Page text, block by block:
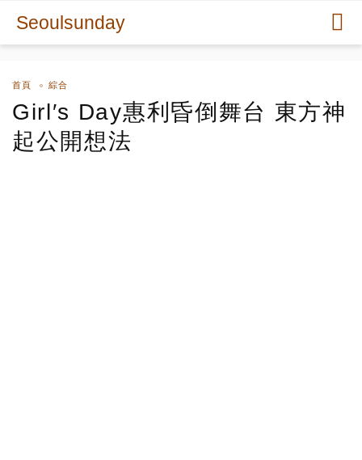
Seoulsunday
首頁 綜合
Girl′s Day惠利昏倒舞台 東方神
起公開想法